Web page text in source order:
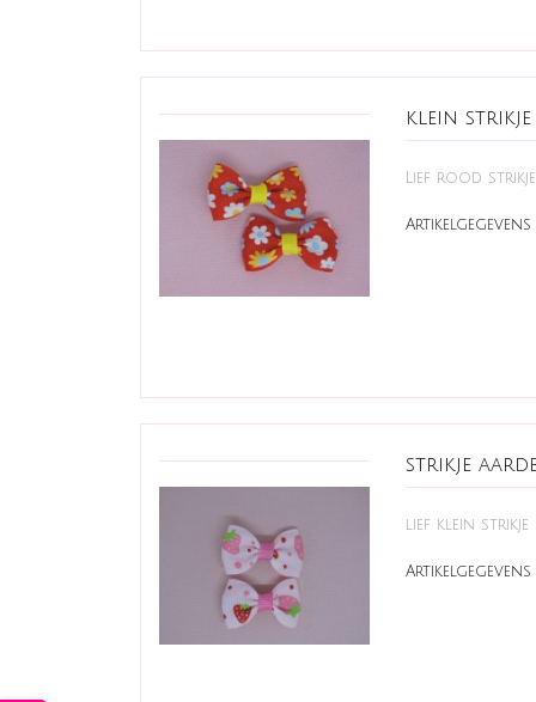
klein strikje
Lief rood strikje
Artikelgegevens
strikje
lief klein strikje
Artikelgegevens